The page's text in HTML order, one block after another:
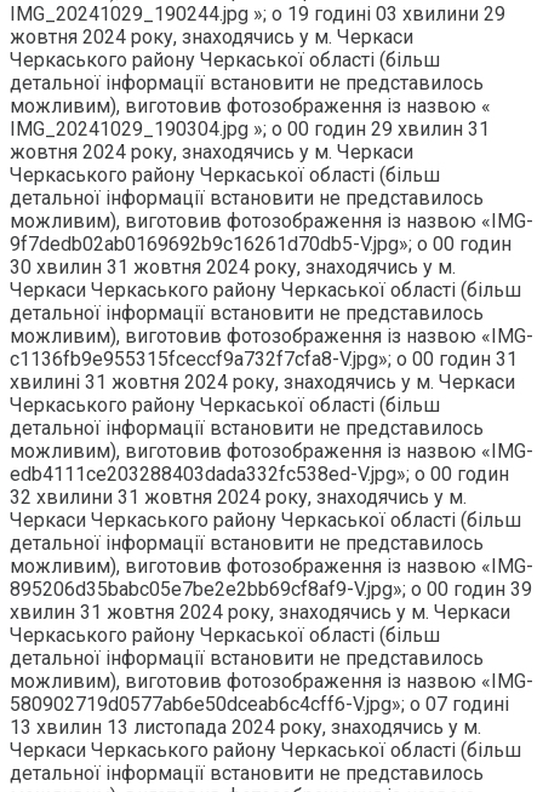
IMG_20241029_190244.jpg »; о 19 годині 03 хвилини 29
жовтня 2024 року, знаходячись у м. Черкаси
Черкаського району Черкаської області (більш
детальної інформації встановити не представилось
можливим), виготовив фотозображення із назвою «
IMG_20241029_190304.jpg »; о 00 годин 29 хвилин 31
жовтня 2024 року, знаходячись у м. Черкаси
Черкаського району Черкаської області (більш
детальної інформації встановити не представилось
можливим), виготовив фотозображення із назвою «IMG-
9f7dedb02ab0169692b9c16261d70db5-V.jpg»; о 00 годин
30 хвилин 31 жовтня 2024 року, знаходячись у м.
Черкаси Черкаського району Черкаської області (більш
детальної інформації встановити не представилось
можливим), виготовив фотозображення із назвою «IMG-
c1136fb9e955315fceccf9a732f7cfa8-V.jpg»; о 00 годин 31
хвилині 31 жовтня 2024 року, знаходячись у м. Черкаси
Черкаського району Черкаської області (більш
детальної інформації встановити не представилось
можливим), виготовив фотозображення із назвою «IMG-
edb4111ce203288403dada332fc538ed-V.jpg»; о 00 годин
32 хвилини 31 жовтня 2024 року, знаходячись у м.
Черкаси Черкаського району Черкаської області (більш
детальної інформації встановити не представилось
можливим), виготовив фотозображення із назвою «IMG-
895206d35babc05e7be2e2bb69cf8af9-V.jpg»; о 00 годин 39
хвилин 31 жовтня 2024 року, знаходячись у м. Черкаси
Черкаського району Черкаської області (більш
детальної інформації встановити не представилось
можливим), виготовив фотозображення із назвою «IMG-
580902719d0577ab6e50dceab6c4cff6-V.jpg»; о 07 годині
13 хвилин 13 листопада 2024 року, знаходячись у м.
Черкаси Черкаського району Черкаської області (більш
детальної інформації встановити не представилось